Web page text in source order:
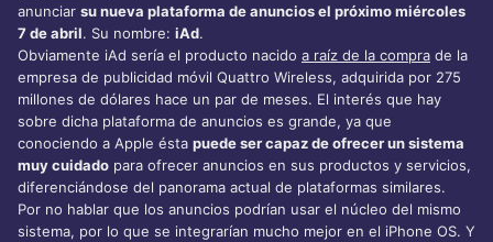
anunciar su nueva plataforma de anuncios el próximo miércoles
7 de abril. Su nombre: iAd.
Obviamente iAd sería el producto nacido a raíz de la compra de la
empresa de publicidad móvil Quattro Wireless, adquirida por 275
millones de dólares hace un par de meses. El interés que hay
sobre dicha plataforma de anuncios es grande, ya que
conociendo a Apple ésta puede ser capaz de ofrecer un sistema
muy cuidado para ofrecer anuncios en sus productos y servicios,
diferenciándose del panorama actual de plataformas similares.
Por no hablar que los anuncios podrían usar el núcleo del mismo
sistema, por lo que se integrarían mucho mejor en el iPhone OS. Y